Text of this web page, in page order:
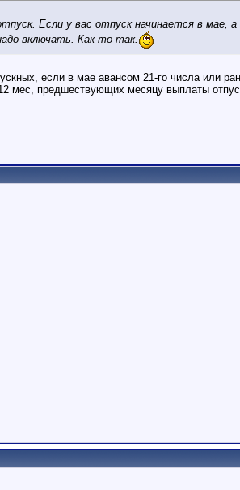
Если у вас отпуск начинается в мае,
включать. Как-то так.
если в мае авансом 21-го числа
мес, предшествующих месяцу выплаты